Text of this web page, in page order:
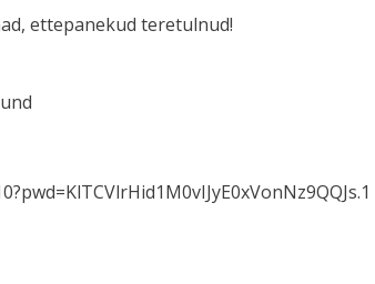
ettepanekud teretulnud!